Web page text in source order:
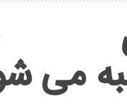
می